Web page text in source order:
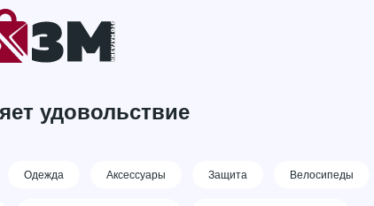
удовольствие
Одежда Аксессуары Защита Велосипеды